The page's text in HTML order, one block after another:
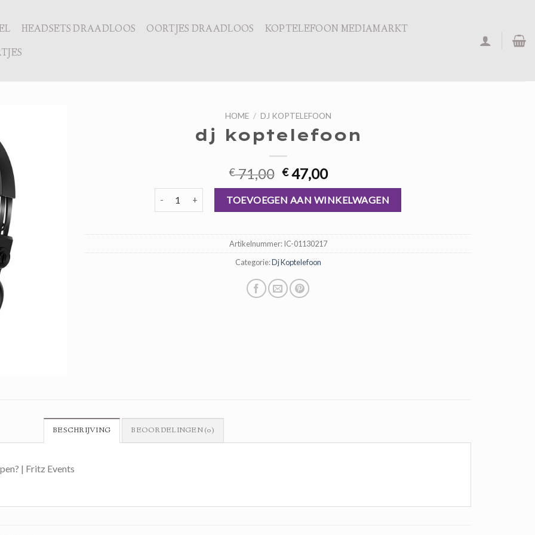
HEADSETS DRAADLOOS OORTJES DRAADLOOS
KOPTELEFOON MEDIAMARKT
HOME / DJ KOPTELEFOON
dj koptelefoon
€71,00 Oorspronkelijke
prijs
was:
€ 71,00.
€47,00Huidige
prijs
is:
€ 47,00.
dj koptelefoon aantalTOEVOEGEN AAN WINKELWAGEN
Artikelnummer:IC-01130217
Categorie:Dj Koptelefoon
BESCHRIJVING BEOORDELINGEN (0)
| Fritz Events